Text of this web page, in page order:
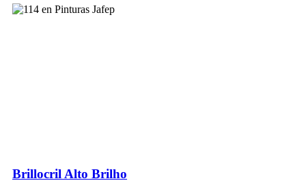
Brillocril Alto Brilho